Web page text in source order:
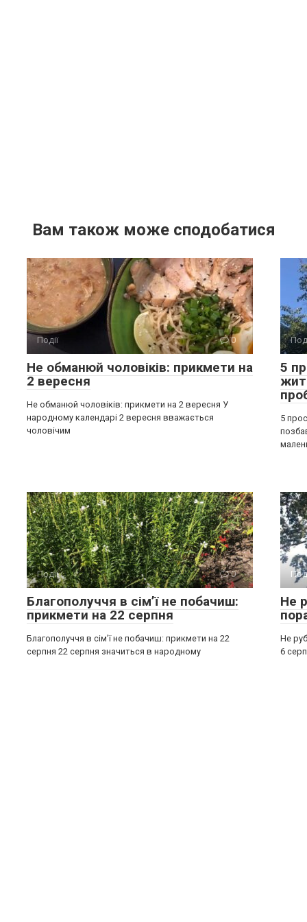
Вам також може сподобатися
Події 0
Не обманюй чоловіків: прикмети на
2 вересня
Не обманюй чоловіків: прикмети на 2 вересня У
народному календарі 2 вересня вважається
чоловічим
5
5
Події 0
Благополуччя в сім’ї не побачиш:
прикмети на 22 серпня
Благополуччя в сім’ї не побачиш: прикмети на 22
серпня 22 серпня значиться в народному
Не
Не
6